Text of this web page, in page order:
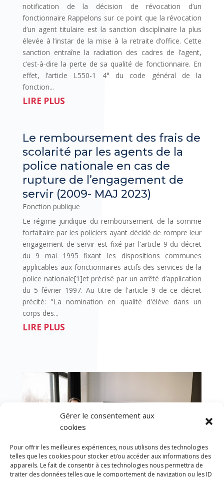
Gérer le consentement aux
cookies
Pour offrir les meilleures expériences, nous utilisons des technologies
telles que les cookies pour stocker et/ou accéder aux informations des
appareils. Le fait de consentir à ces technologies nous permettra de
traiter des données telles que le comportement de navigation ou les ID
notification de la décision de révocation d’un
fonctionnaire Rappelons sur ce point que la révocation
d’un agent titulaire est la sanction disciplinaire la plus
élevée à l’instar de la mise à la retraite d’office. Cette
sanction entraîne la radiation des cadres de l’agent,
c’est-à-dire la perte de sa qualité de fonctionnaire. En
effet, l’article L550-1 4° du code général de la
fonction...
LIRE PLUS
Le remboursement des frais de
scolarité par les agents de la
police nationale en cas de
rupture de l’engagement de
servir (2009- MAJ 2023)
Fonction publique
Le régime juridique du remboursement de la somme
forfaitaire par les policiers ayant décidé de rompre leur
engagement de servir est fixé par l'article 9 du décret
du 9 mai 1995 fixant les dispositions communes
applicables aux fonctionnaires actifs des services de la
police nationale[1]et précisé par un arrêté d’application
du 5 février 1997. Au titre de l'article 9 de ce décret
précité: "La nomination en qualité d'élève dans un
corps des...
LIRE PLUS